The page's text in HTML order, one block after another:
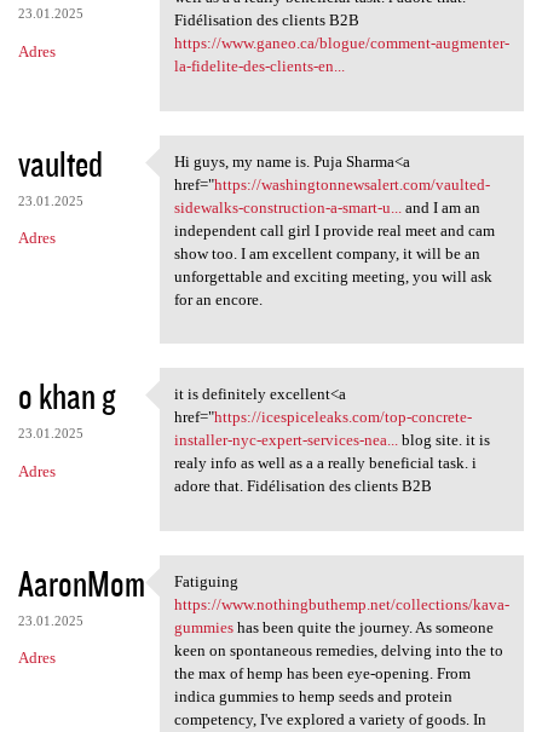
23.01.2025
Adres
Fidélisation des clients B2B
https://www.ganeo.ca/blogue/comment-augmenter-
la-fidelite-des-clients-en...
vaulted
23.01.2025
Adres
Hi guys, my name is. Puja
Hi guys, my name is. Puja Sharma<a
href="https://washingtonnewsalert.com/vaulted-
sidewalks-construction-a-smart-u...
and I am an
independent call girl I provide real meet and cam
show too. I am excellent company, it will be an
unforgettable and exciting meeting, you will ask
for an encore.
o khan g
23.01.2025
Adres
it is definitely excellent<a
it is definitely excellent<a
href="https://icespiceleaks.com/top-concrete-
installer-nyc-expert-services-nea...blog site. it is
realy info as well as a a really beneficial task. i
adore that. Fidélisation des clients B2B
AaronMom
23.01.2025
Adres
Fatiguing https://www
Fatiguing
https://www.nothingbuthemp.net/collections/kava-
gummieshas been quite the journey. As someone
keen on spontaneous remedies, delving into the to
the max of hemp has been eye-opening. From
indica gummies to hemp seeds and protein
competency, I've explored a variety of goods. In